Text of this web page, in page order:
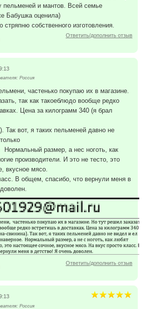
пельменей и мантов. Всей семье
Бабушка оценила)
стряпню собственного изготовления.
Ответить/дополнить отзыв
Россия
частенько покупаю их в магазине.
так как такоеблюдо вообще редко
Цена за килограмм 340 (я брал
Так вот, я таких пельменей давно не
размер, а нес ноготь, как
производители. И это не тесто, это
вкусное мясо.
В общем, спасибо, что вернули меня в
Ответить/дополнить отзыв
Россия